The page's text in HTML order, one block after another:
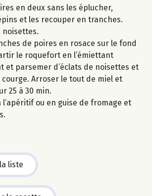
en deux sans les éplucher,
et les recouper en tranches.
noisettes.
de poires en rosace sur le fond
le roquefort en l’émiettant
et parsemer d’éclats de noisettes et
courge. Arroser le tout de miel et
25 à 30 min.
l’apéritif ou en guise de fromage et
liste